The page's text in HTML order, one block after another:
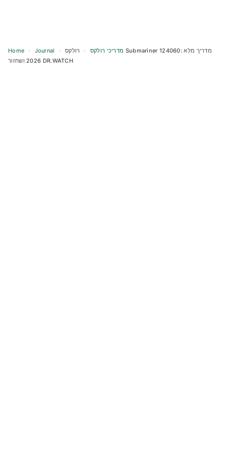
Home › Journal › מדריכי רולקס ›
רולקס Submariner 124060: מדריך מלא
2026 ושחזור DR.WATCH